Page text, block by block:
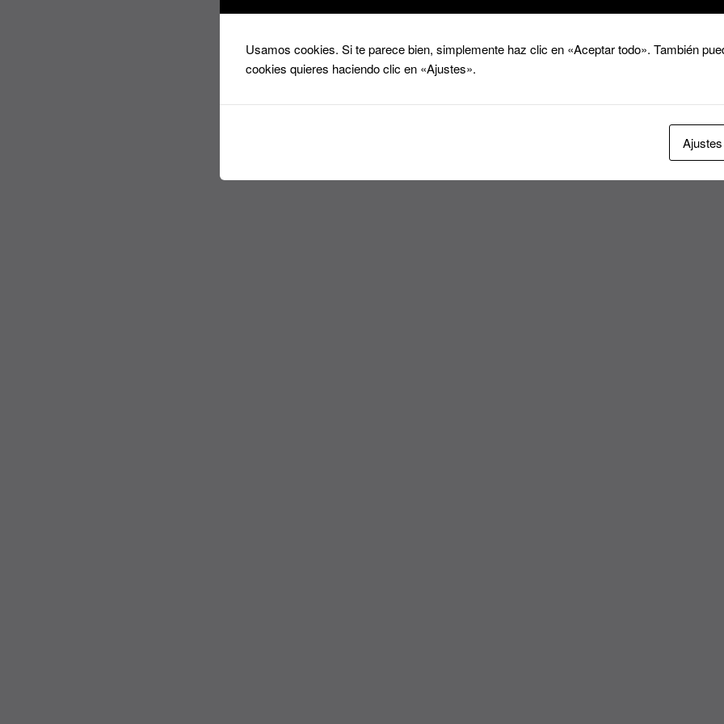
Usamos cookies. Si te parece bien, simplemente haz clic en «Aceptar todo». También
cookies quieres haciendo clic en «Ajustes».
Ajustes